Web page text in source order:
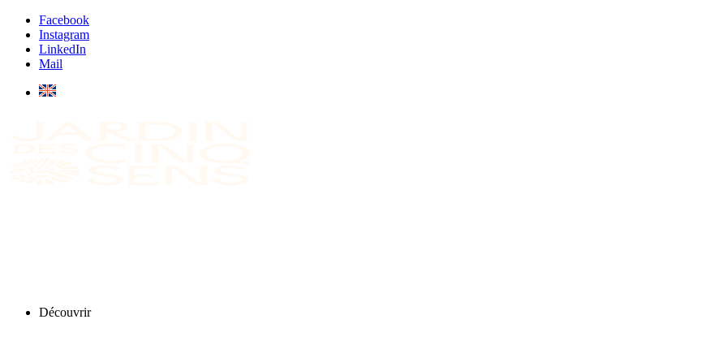
Facebook
Instagram
LinkedIn
Mail
Découvrir